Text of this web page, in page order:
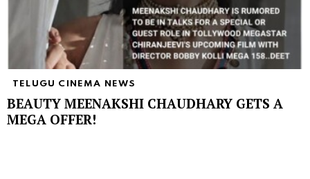
TELUGU CINEMA NEWS
BEAUTY MEENAKSHI CHAUDHARY GETS A
MEGA OFFER!